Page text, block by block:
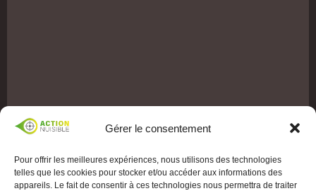
Gérer le consentement
Pour offrir les meilleures expériences, nous utilisons des technologies
telles que les cookies pour stocker et/ou accéder aux informations des
appareils. Le fait de consentir à ces technologies nous permettra de traiter